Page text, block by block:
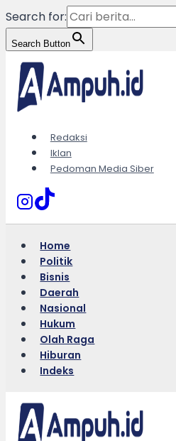
Search for:
Search Button
Skip
content
Redaksi
Iklan
Pedoman Media Siber
Home
Politik
Bisnis
Daerah
Nasional
Hukum
Olah Raga
Hiburan
Indeks